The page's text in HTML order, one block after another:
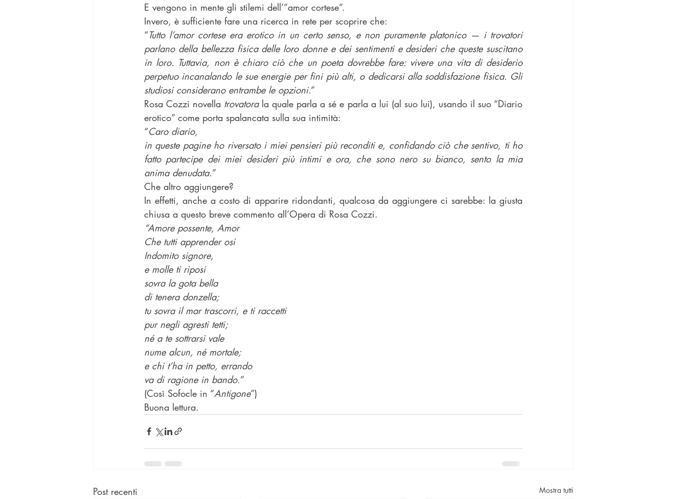
E vengono in mente gli stilemi dell’”amor cortese”.
Invero, è sufficiente fare una ricerca in rete per scoprire che:
“Tutto l’amor cortese era erotico in un certo senso, e non puramente platonico — i trovatori
parlano della bellezza fisica delle loro donne e dei sentimenti e desideri che queste suscitano
in loro. Tuttavia, non è chiaro ciò che un poeta dovrebbe fare: vivere una vita di desiderio
perpetuo incanalando le sue energie per fini più alti, o dedicarsi alla soddisfazione fisica. Gli
studiosi considerano entrambe le opzioni.”
Rosa Cozzi novella trovatora la quale parla a sé e parla a lui (al suo lui), usando il suo “Diario
erotico” come porta spalancata sulla sua intimità:
“Caro diario,
in queste pagine ho riversato i miei pensieri più reconditi e, confidando ciò che sentivo, ti ho
fatto partecipe dei miei desideri più intimi e ora, che sono nero su bianco, sento la mia
anima denudata.”
Che altro aggiungere?
In effetti, anche a costo di apparire ridondanti, qualcosa da aggiungere ci sarebbe: la giusta
chiusa a questo breve commento all’Opera di Rosa Cozzi.
“Amore possente, Amor
Che tutti apprender osi
Indomito signore,
e molle ti riposi
sovra la gota bella
di tenera donzella;
tu sovra il mar trascorri, e ti raccetti
pur negli agresti tetti;
né a te sottrarsi vale
nume alcun, né mortale;
e chi t’ha in petto, errando
va di ragione in bando.”
(Così Sofocle in “Antigone”)
Buona lettura.
Post recenti Mostra tutti